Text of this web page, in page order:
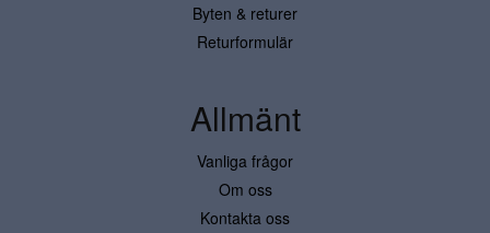
Byten & returer
Returformulär
Allmänt
Vanliga frågor
Om oss
Kontakta oss